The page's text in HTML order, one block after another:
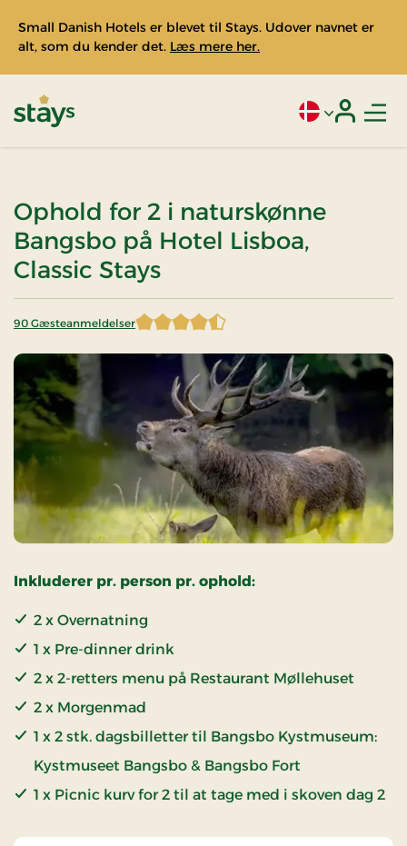
Small Danish Hotels er blevet til Stays. Udover navnet er
alt, som du kender det. Læs mere her.
Aktivt sprog:
Ophold for 2 i naturskønne
Bangsbo på Hotel Lisboa,
Classic Stays
90 Gæsteanmeldelser
4,483333 af 5 stjerner
Inkluderer pr. person pr. ophold:
2 x Overnatning
1 x Pre-dinner drink
2 x 2-retters menu på Restaurant Møllehuset
2 x Morgenmad
1 x 2 stk. dagsbilletter til Bangsbo Kystmuseum:
Kystmuseet Bangsbo & Bangsbo Fort
1 x Picnic kurv for 2 til at tage med i skoven dag 2